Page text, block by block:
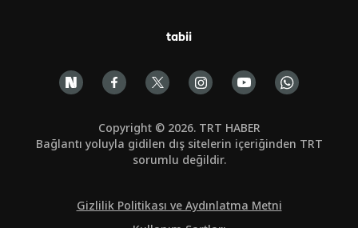
tabii
Copyright © 2026. TRT HABER
Bağlantı yoluyla gidilen dış sitelerin içeriğinden TRT
sorumlu değildir.
Gizlilik Politikası ve Aydınlatma Metni